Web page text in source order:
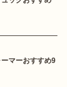
マーおすすめ9